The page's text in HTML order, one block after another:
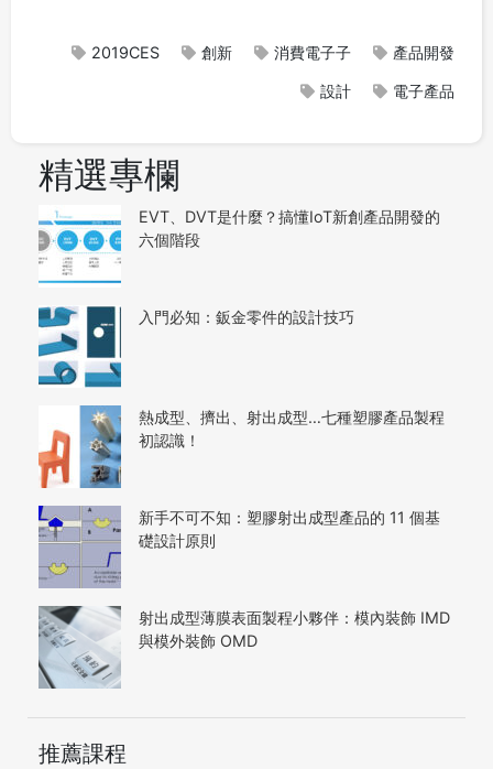
2019CES 創新 消費電子子 產品開發
設計 電子產品
精選專欄
EVT、DVT是什麼？搞懂IoT新創產品開發的
六個階段
入門必知：鈑金零件的設計技巧
熱成型、擠出、射出成型…七種塑膠產品製程
初認識！
新手不可不知：塑膠射出成型產品的 11 個基
礎設計原則
射出成型薄膜表面製程小夥伴：模內裝飾 IMD
與模外裝飾 OMD
推薦課程